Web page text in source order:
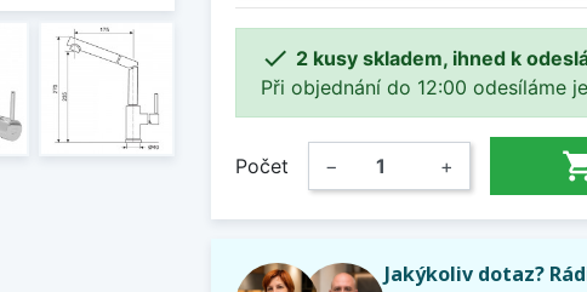
 2 kusy skladem, ihned k
Při objednání do 12:00 odesíláme
Počet − +
Jakýkoliv dotaz?